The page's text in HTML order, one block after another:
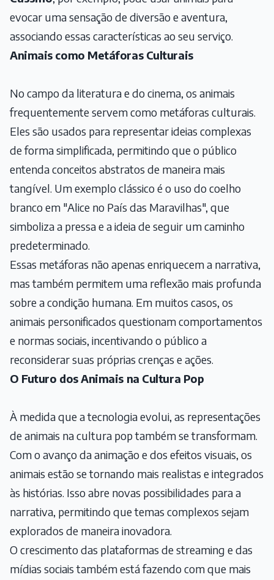
evocar uma sensação de diversão e aventura,
associando essas características ao seu serviço.
Animais como Metáforas Culturais
No campo da literatura e do cinema, os animais
frequentemente servem como metáforas culturais.
Eles são usados para representar ideias complexas
de forma simplificada, permitindo que o público
entenda conceitos abstratos de maneira mais
tangível. Um exemplo clássico é o uso do coelho
branco em "Alice no País das Maravilhas", que
simboliza a pressa e a ideia de seguir um caminho
predeterminado.
Essas metáforas não apenas enriquecem a narrativa,
mas também permitem uma reflexão mais profunda
sobre a condição humana. Em muitos casos, os
animais personificados questionam comportamentos
e normas sociais, incentivando o público a
reconsiderar suas próprias crenças e ações.
O Futuro dos Animais na Cultura Pop
À medida que a tecnologia evolui, as representações
de animais na cultura pop também se transformam.
Com o avanço da animação e dos efeitos visuais, os
animais estão se tornando mais realistas e integrados
às histórias. Isso abre novas possibilidades para a
narrativa, permitindo que temas complexos sejam
explorados de maneira inovadora.
O crescimento das plataformas de streaming e das
mídias sociais também está fazendo com que mais